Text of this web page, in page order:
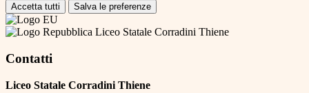
Accetta tutti Salva le preferenze
Liceo Statale Corradini Thiene
Contatti
Liceo Statale Corradini Thiene